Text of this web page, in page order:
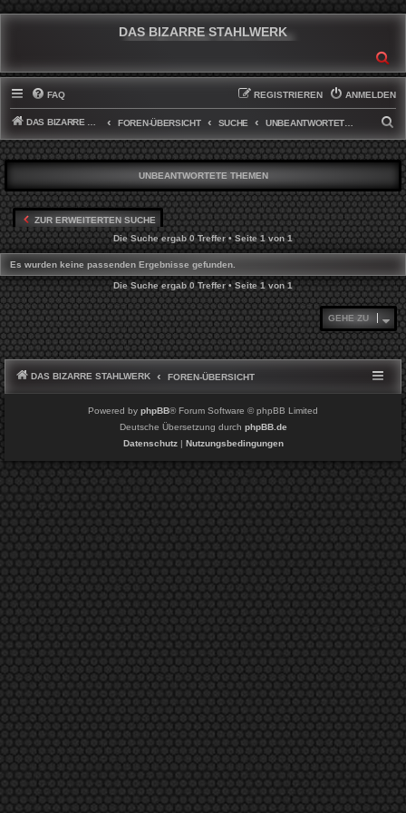
DAS BIZARRE STAHLWERK
FAQ ANMELDEN
REGISTRIEREN
DAS BIZARRE STAHLWERK FOREN-ÜBERSICHT SUCHE
U
C
H
E
UNBEANTWORTETE THEMEN
ZUR ERWEITERTEN SUCHE
Die Suche ergab 0 Treffer • Seite1von1
Es wurden keine passenden Ergebnisse gefunden.
Die Suche ergab 0 Treffer • Seite1von1
GEHE ZU
DAS BIZARRE STAHLWERK FOREN-ÜBERSICHT
Powered by phpBB® Forum Software © phpBB Limited
Deutsche Übersetzung durch phpBB.de
Datenschutz| Nutzungsbedingungen